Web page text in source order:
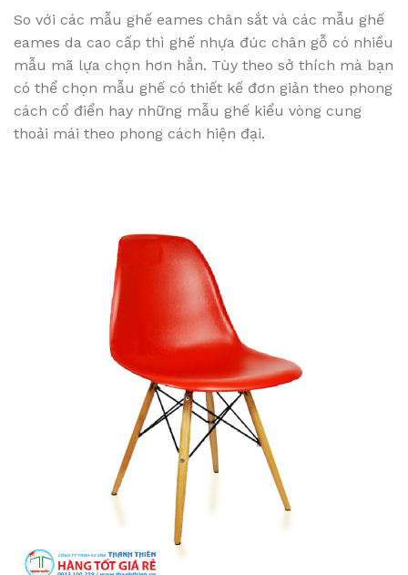
So với các mẫu ghế eames chân sắt và các mẫu ghế
eames da cao cấp thì ghế nhựa đúc chân gỗ có nhiều
mẫu mã lựa chọn hơn hẳn. Tùy theo sở thích mà bạn
có thể chọn mẫu ghế có thiết kế đơn giản theo phong
cách cổ điển hay những mẫu ghế kiểu vòng cung
thoải mái theo phong cách hiện đại.